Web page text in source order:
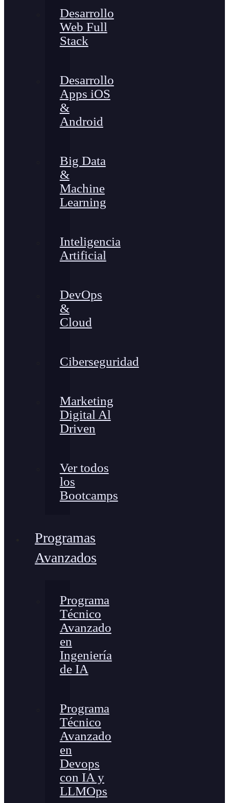
Desarrollo
Web Full
Stack
Desarrollo
Apps iOS
&
Android
Big Data
&
Machine
Learning
Inteligencia
Artificial
DevOps
&
Cloud
Ciberseguridad
Marketing
Digital Al
Driven
Ver todos
los
Bootcamps
Programas
Avanzados
Programa
Técnico
Avanzado
en
Ingeniería
de IA
Programa
Técnico
Avanzado
en
Devops
con IA y
LLMOps